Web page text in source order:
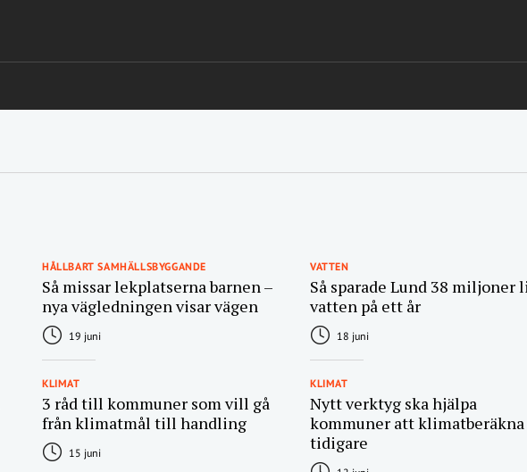
HÅLLBART SAMHÄLLSBYGGANDE
Så missar lekplatserna barnen –
nya vägledningen visar vägen
19 juni
VATTEN
Så sparade Lund 38 miljoner
vatten på ett år
18 juni
KLIMAT
3 råd till kommuner som vill gå
från klimatmål till handling
15 juni
KLIMAT
Nytt verktyg ska hjälpa
kommuner att klimatberäkna
tidigare